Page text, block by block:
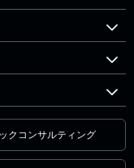
クコンサルティング